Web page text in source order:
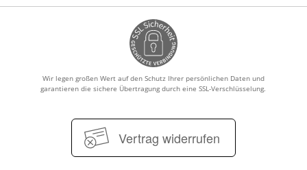
Wir legen großen Wert auf den Schutz Ihrer persönlichen Daten und
garantieren die sichere Übertragung durch eine SSL-Verschlüsselung.
Vertrag widerrufen